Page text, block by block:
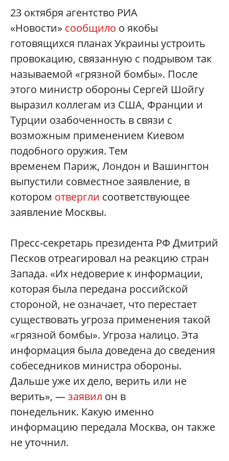
23 октября агентство РИА
«Новости» сообщило о якобы
готовящихся планах Украины устроить
провокацию, связанную с подрывом так
называемой «грязной бомбы». После
этого министр обороны Сергей Шойгу
выразил коллегам из США, Франции и
Турции озабоченность в связи с
возможным применением Киевом
подобного оружия. Тем
временем Париж, Лондон и Вашингтон
выпустили совместное заявление, в
котором отвергли соответствующее
заявление Москвы.
Пресс-секретарь президента РФ Дмитрий
Песков отреагировал на реакцию стран
Запада. «Их недоверие к информации,
которая была передана российской
стороной, не означает, что перестает
существовать угроза применения такой
«грязной бомбы». Угроза налицо. Эта
информация была доведена до сведения
собеседников министра обороны.
Дальше уже их дело, верить или не
верить», —заявил он в
понедельник. Какую именно
информацию передала Москва, он также
не уточнил.